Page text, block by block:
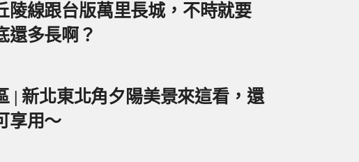
陵線跟台版萬里長城，不時就要
還多長啊？
| 新北東北角夕陽美景來這看，還
享用～